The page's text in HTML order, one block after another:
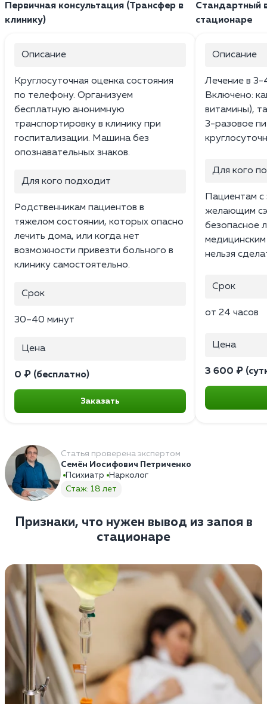
Первичная консультация (Трансфер в
клинику)
Описание
Круглосуточная оценка состояния
по телефону. Организуем
бесплатную анонимную
транспортировку в клинику при
госпитализации. Машина без
опознавательных знаков.
Для кого подходит
Родственникам пациентов в
тяжелом состоянии, которых опасно
лечить дома, или когда нет
возможности привезти больного в
клинику самостоятельно.
Срок
30–40 минут
Цена
0 ₽ (бесплатно)
Заказать
Стандартный
стационаре
Описание
Лечение в 3-
Включено:
витамины),
3-разовое
Для кого
Пациентам
желающим
безопасное
нельзя
Срок
от 24 часов
Цена
3 600 ₽
Статья проверена экспертом
Семён Иосифович Петриченко
Психиатр
Нарколог
Стаж: 18 лет
Признаки, что нужен вывод из запоя в
стационаре